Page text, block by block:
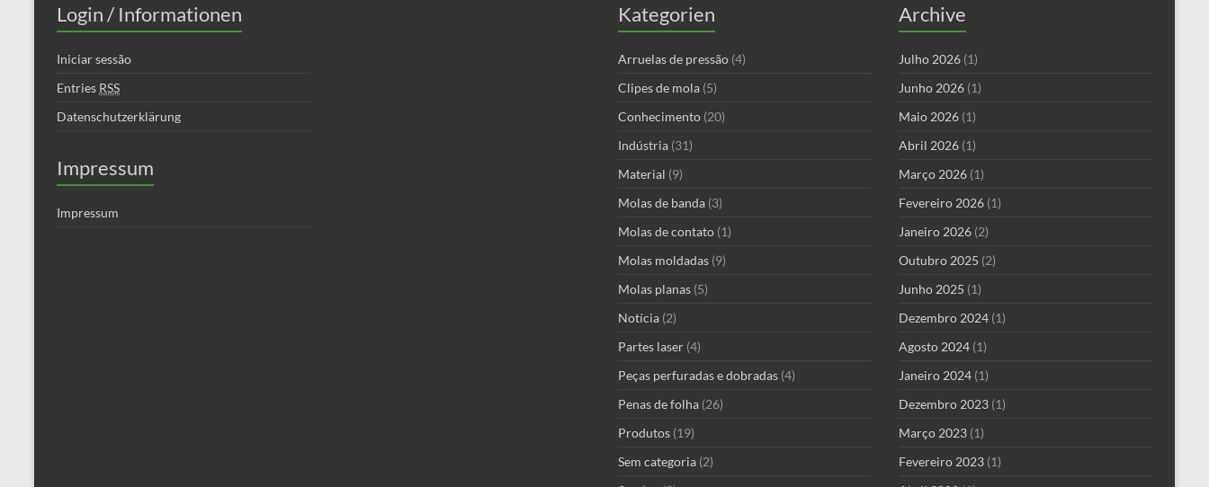
Login / Informationen
Iniciar sessão
Entries RSS
Datenschutzerklärung
Impressum
Impressum
Kategorien
Arruelas de pressão (4)
Clipes de mola (5)
Conhecimento (20)
Indústria (31)
Material (9)
Molas de banda (3)
Molas de contato (1)
Molas moldadas (9)
Molas planas (5)
Notícia (2)
Partes laser (4)
Peças perfuradas e dobradas (4)
Penas de folha (26)
Produtos (19)
Sem categoria (2)
Archive
Julho 2026 (1)
Junho 2026 (1)
Maio 2026 (1)
Abril 2026 (1)
Março 2026 (1)
Fevereiro 2026 (1)
Janeiro 2026 (2)
Outubro 2025 (2)
Junho 2025 (1)
Dezembro 2024 (1)
Agosto 2024 (1)
Janeiro 2024 (1)
Dezembro 2023 (1)
Março 2023 (1)
Fevereiro 2023 (1)